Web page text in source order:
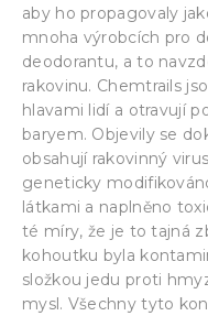
aby ho propagovaly
mnoha výrobcích pro
deodorantu, a to
rakovinu. Chemtrails
hlavami lidí a otravují
baryem. Objevily se
obsahují rakovinný
geneticky
látkami a naplněno
té míry, že je to tajná
kohoutku byla
složkou jedu proti
mysl. Všechny tyto